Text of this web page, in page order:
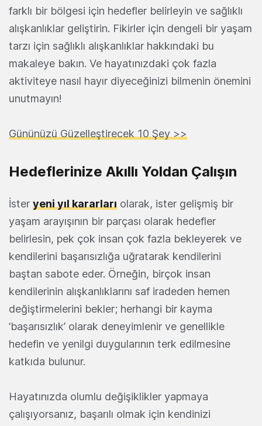
farklı bir bölgesi için hedefler belirleyin ve sağlıklı
alışkanlıklar geliştirin. Fikirler için dengeli bir yaşam
tarzı için sağlıklı alışkanlıklar hakkındaki bu
makaleye bakın. Ve hayatınızdaki çok fazla
aktiviteye nasıl hayır diyeceğinizi bilmenin önemini
unutmayın!
Gününüzü Güzelleştirecek 10 Şey >>
Hedeflerinize Akıllı Yoldan Çalışın
İster yeni yıl kararları olarak, ister gelişmiş bir
yaşam arayışının bir parçası olarak hedefler
belirlesin, pek çok insan çok fazla bekleyerek ve
kendilerini başarısızlığa uğratarak kendilerini
baştan sabote eder. Örneğin, birçok insan
kendilerinin alışkanlıklarını saf iradeden hemen
değiştirmelerini bekler; herhangi bir kayma
‘başarısızlık’ olarak deneyimlenir ve genellikle
hedefin ve yenilgi duygularının terk edilmesine
katkıda bulunur.
Hayatınızda olumlu değişiklikler yapmaya
çalışıyorsanız, başarılı olmak için kendinizi